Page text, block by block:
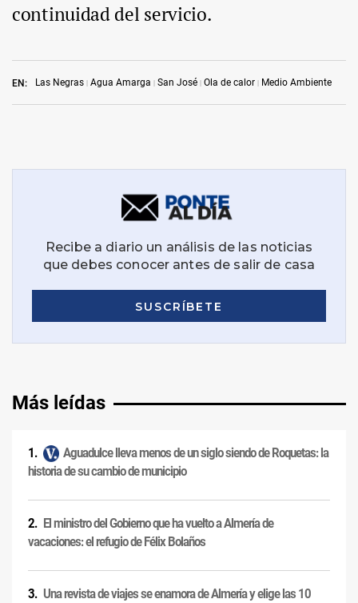
EN: Las Negras Agua Amarga San José Ola de calor Medio Ambiente
continuidad del servicio.
Más leídas
Aguadulce lleva menos de un siglo siendo de Roquetas: la
historia de su cambio de municipio
El ministro del Gobierno que ha vuelto a Almería de
vacaciones: el refugio de Félix Bolaños
Una revista de viajes se enamora de Almería y elige las 10